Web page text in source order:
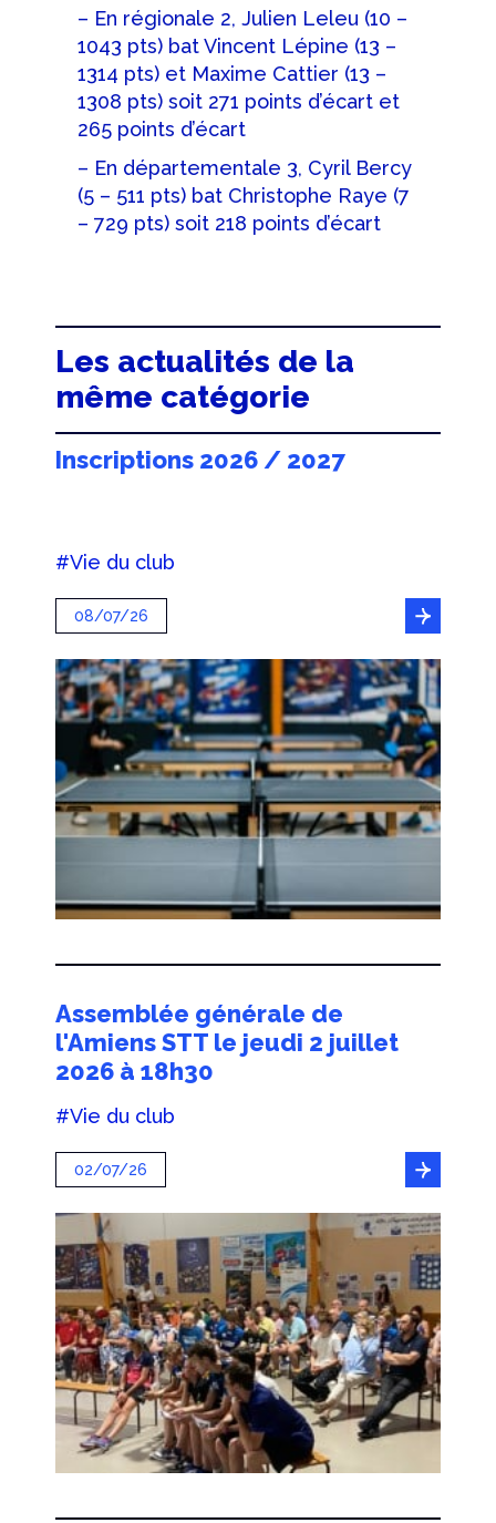
– En régionale 2, Julien Leleu (10 –
1043 pts) bat Vincent Lépine (13 –
1314 pts) et Maxime Cattier (13 –
1308 pts) soit 271 points d’écart et
265 points d’écart
– En départementale 3, Cyril Bercy
(5 – 511 pts) bat Christophe Raye (7
– 729 pts) soit 218 points d’écart
Les actualités de la
même catégorie
Inscriptions 2026 / 2027
#Vie du club
08/07/26
Assemblée générale de
l'Amiens STT le jeudi 2 juillet
2026 à 18h30
#Vie du club
02/07/26